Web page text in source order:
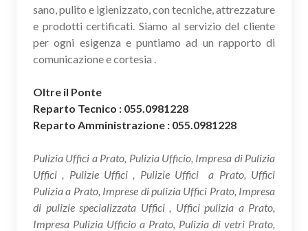
sano, pulito e igienizzato, con tecniche, attrezzature
e prodotti certificati. Siamo al servizio del cliente
per ogni esigenza e puntiamo ad un rapporto di
comunicazione e cortesia .
Oltre il Ponte
Reparto Tecnico : 055.0981228
Reparto Amministrazione : 055.0981228
Pulizia Uffici a Prato, Pulizia Ufficio, Impresa di Pulizia
Uffici , Pulizie Uffici , Pulizie Uffici a Prato, Uffici
Pulizia a Prato, Imprese di pulizia Uffici Prato, Impresa
di pulizie specializzata Uffici , Uffici pulizia a Prato,
Impresa Pulizia Ufficio a Prato, Pulizia di vetri Prato,